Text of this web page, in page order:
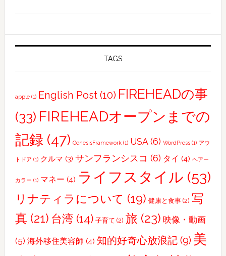
San
Francisco
で
働
た
い
美
容
理
容
さ
ん、
談
TAGS
apple(1) English Post(10) FIREHEADの事
(33) FIREHEADオープンまでの
記録 (47) GenesisFramework(1) USA(6) WordPress(1) アウ
トドア (1) クルマ (3) サンフランシスコ (6) タイ (4) ヘアー
カラー (1) マネー (4) ライフスタイル (53)
リナティラについて (19) 健康と食事(2) 写
真 (21) 台湾(14) 子育て (2) 旅 (23) 映像・動画
(5) 海外移住美容師 (4) 知的好奇心放浪記(9) 美